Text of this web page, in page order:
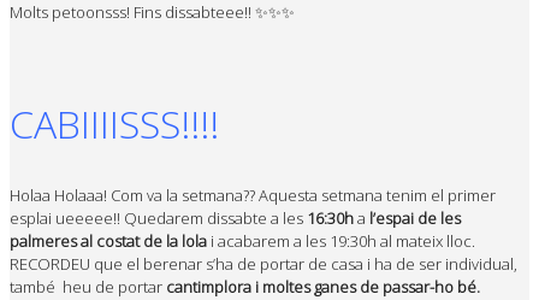
Molts petoonsss! Fins dissabteee!! ✨✨✨
CABIIIISSS!!!!
Holaa Holaaa! Com va la setmana?? Aquesta setmana tenim el primer
esplai ueeeee!! Quedarem dissabte a les 16:30ha l’espai de les
palmeres al costat de la lola i acabarem a les 19:30h al mateix lloc.
RECORDEU que el berenar s’ha de portar de casa i ha de ser individual,
també heu de portar cantimplora i moltes ganes de passar-ho bé.